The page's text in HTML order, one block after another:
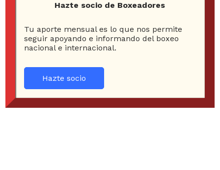
Hazte socio de Boxeadores
Tu aporte mensual es lo que nos permite
seguir apoyando e informando del boxeo
nacional e internacional.
Hazte socio